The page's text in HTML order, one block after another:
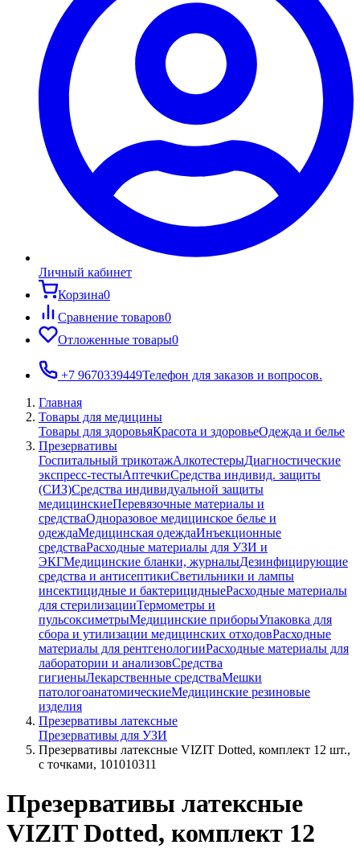
Личный кабинет
Корзина0
Сравнение товаров0
Отложенные товары0
+7 9670339449Телефон для заказов и вопросов.
Главная
Товары для медицины
Товары для здоровьяКрасота и здоровьеОдежда и белье
Презервативы
Госпитальный трикотажАлкотестерыДиагностические
экспресс-тестыАптечкиСредства индивид. защиты
(СИЗ)Средства индивидуальной защиты
медицинскиеПеревязочные материалы и
средстваОдноразовое медицинское белье и
одеждаМедицинская одеждаИнъекционные
средстваРасходные материалы для УЗИ и
ЭКГМедицинские бланки, журналыДезинфицирующие
средства и антисептикиСветильники и лампы
инсектицидные и бактерицидныеРасходные материалы
для стерилизацииТермометры и
пульсоксиметрыМедицинские приборыУпаковка для
сбора и утилизации медицинских отходовРасходные
материалы для рентгенологииРасходные материалы для
лаборатории и анализовСредства
гигиеныЛекарственные средстваМешки
патологоанатомическиеМедицинские резиновые
изделия
Презервативы латексные
Презервативы для УЗИ
Презервативы латексные VIZIT Dotted, комплект 12 шт.,
с точками, 101010311
Презервативы латексные
VIZIT Dotted, комплект 12